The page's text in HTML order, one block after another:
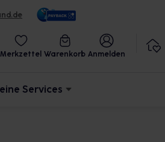
Merkzettel Warenkorb Anmelden
Services